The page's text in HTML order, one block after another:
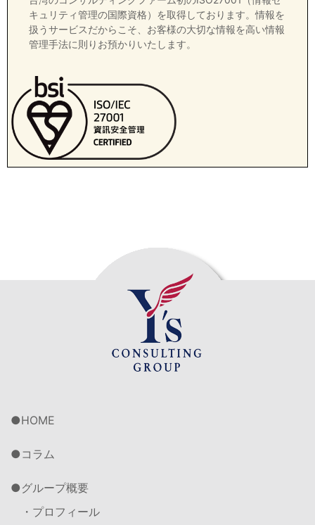
キュリティ管理の国際資格）を取得しております。情報を
扱うサービスだからこそ、お客様の大切な情報を高い情報
管理手法に則りお預かりいたします。
HOME
コラム
グループ概要
・プロフィール